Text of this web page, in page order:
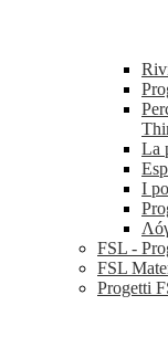
La
I
FSL -
FSL
Progetti